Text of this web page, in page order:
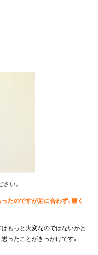
い。
たのですが足に合わず、履く
もっと大変なのではないかと
思ったことがきっかけです。